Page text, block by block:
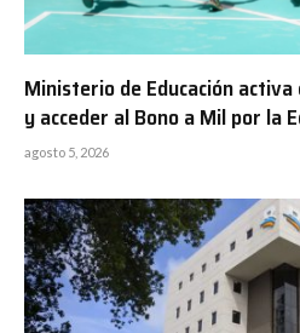
Ministerio de Educación
y acceder al Bono a Mil por la
agosto 5, 2026